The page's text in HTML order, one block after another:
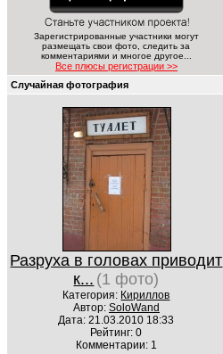
Зарегистрированные участники могут
размещать свои фото, следить за
комментариями и многое другое...
Все плюсы регистрации >>
Случайная фотография
Разруха в головах приводит
к... (1 фото)
Категория: Кириллов
Автор: SoloWand
Дата: 21.03.2010 18:33
Рейтинг: 0
Комментарии: 1